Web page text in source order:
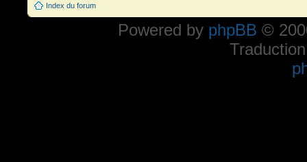
Index du forum
Powered by phpBB ©